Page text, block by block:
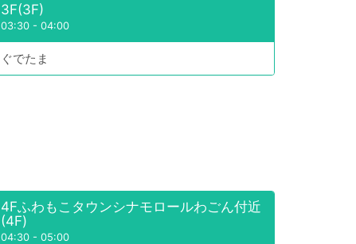
3F(3F)
03:30- 04:00
ぐでたま
4Fふわもこタウンシナモロールわごん付近
(4F)
04:30- 05:00